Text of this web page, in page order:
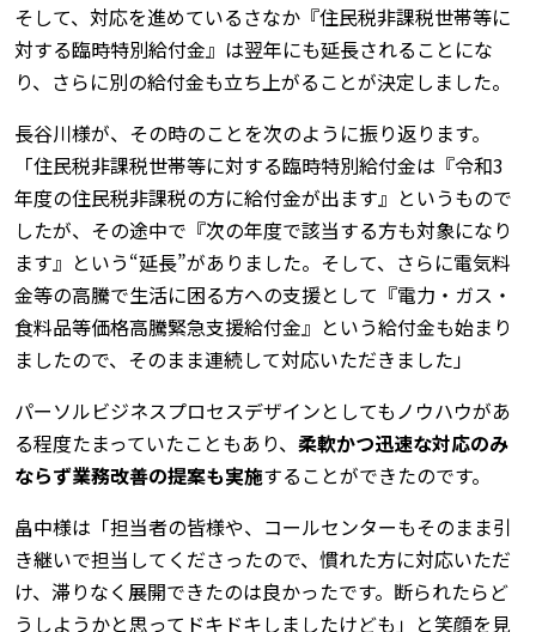
そして、対応を進めているさなか『住民税非課税世帯等に
対する臨時特別給付金』は翌年にも延長されることにな
り、さらに別の給付金も立ち上がることが決定しました。
長谷川様が、その時のことを次のように振り返ります。
「住民税非課税世帯等に対する臨時特別給付金は『令和3
年度の住民税非課税の方に給付金が出ます』というもので
したが、その途中で『次の年度で該当する方も対象になり
ます』という“延長”がありました。そして、さらに電気料
金等の高騰で生活に困る方への支援として『電力・ガス・
食料品等価格高騰緊急支援給付金』という給付金も始まり
ましたので、そのまま連続して対応いただきました」
パーソルビジネスプロセスデザインとしてもノウハウがあ
る程度たまっていたこともあり、 柔軟かつ迅速な対応のみ
ならず業務改善の提案も実施することができたのです。
畠中様は「担当者の皆様や、コールセンターもそのまま引
き継いで担当してくださったので、慣れた方に対応いただ
け、滞りなく展開できたのは良かったです。断られたらど
うしようかと思ってドキドキしましたけども」と笑顔を見